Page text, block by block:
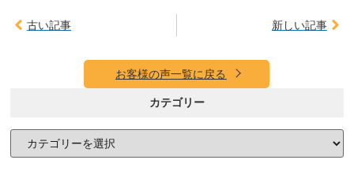
古い記事 新しい記事
お客様の声一覧に戻る
カテゴリー